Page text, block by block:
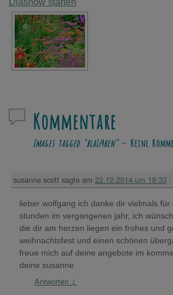
Diashow starten
Kommentare
Images tagged "bla¼hen"— Keine
susanne scott sagte am 22.12.2014 um 19:33 :
lieber wolfgang ich danke dir vielmals für
stunden im vergangenen jahr, ich
die dir am herzen liegen ein frohes und
weihnachtsfest und einen schönen
freue mich auf deine angebote im
deine susanne
Antworten ↓